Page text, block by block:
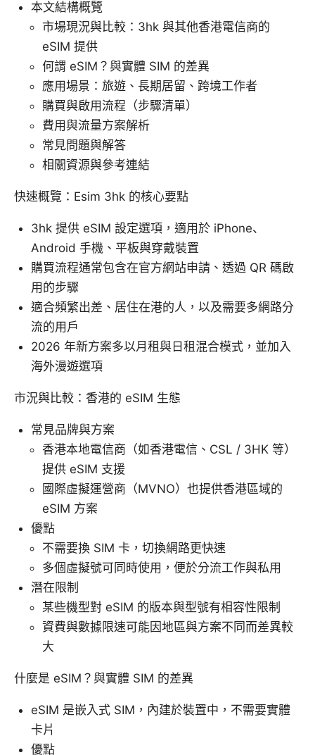
本文結構概覽
市場現況與比較：3hk 與其他香港電信商的
eSIM 提供
何謂 eSIM？與實體 SIM 的差異
應用場景：旅遊、長期居留、跨境工作者
購買與啟用流程（步驟清單）
費用與流量方案解析
常見問題與解答
相關資源與參考連結
快速概覽：Esim 3hk 的核心要點
3hk 提供 eSIM 設定選項，適用於 iPhone、
Android 手機、平板與穿戴裝置
購買流程通常包含在官方網站申請、透過 QR 碼啟
用的步驟
適合頻繁出差、居住在港的人，以及需要多網路分
流的用戶
2026 年新方案多以月租與日租混合模式，並加入
海外漫遊選項
市況與比較：香港的 eSIM 生態
常見品牌與方案
香港本地電信商（如香港電信、CSL / 3HK 等）
提供 eSIM 支援
國際虛擬運營商（MVNO）也提供香港區域的
eSIM 方案
優點
不需要換 SIM 卡，切換網路更快速
多個虛擬號可同時使用，便於分流工作與私用
潛在限制
某些機型對 eSIM 的版本與型號有相容性限制
資費與數據限速可能因地區與方案不同而差異較
大
什麼是 eSIM？與實體 SIM 的差異
eSIM 是嵌入式 SIM，內建於裝置中，不需要實體
卡片
優點